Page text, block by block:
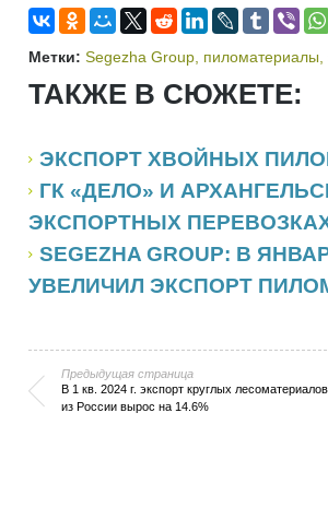
Метки: Segezha Group пиломатериалы
ТАКЖЕ В СЮЖЕТЕ:
ЭКСПОРТ ХВОЙНЫХ
ГК «ДЕЛО» И
ЭКСПОРТНЫХ
SEGEZHA GROUP: В
УВЕЛИЧИЛ ЭКСПОРТ
Предыдущая страница
В 1 кв. 2024 г. экспорт круглых лесоматериалов
из России вырос на 14.6%